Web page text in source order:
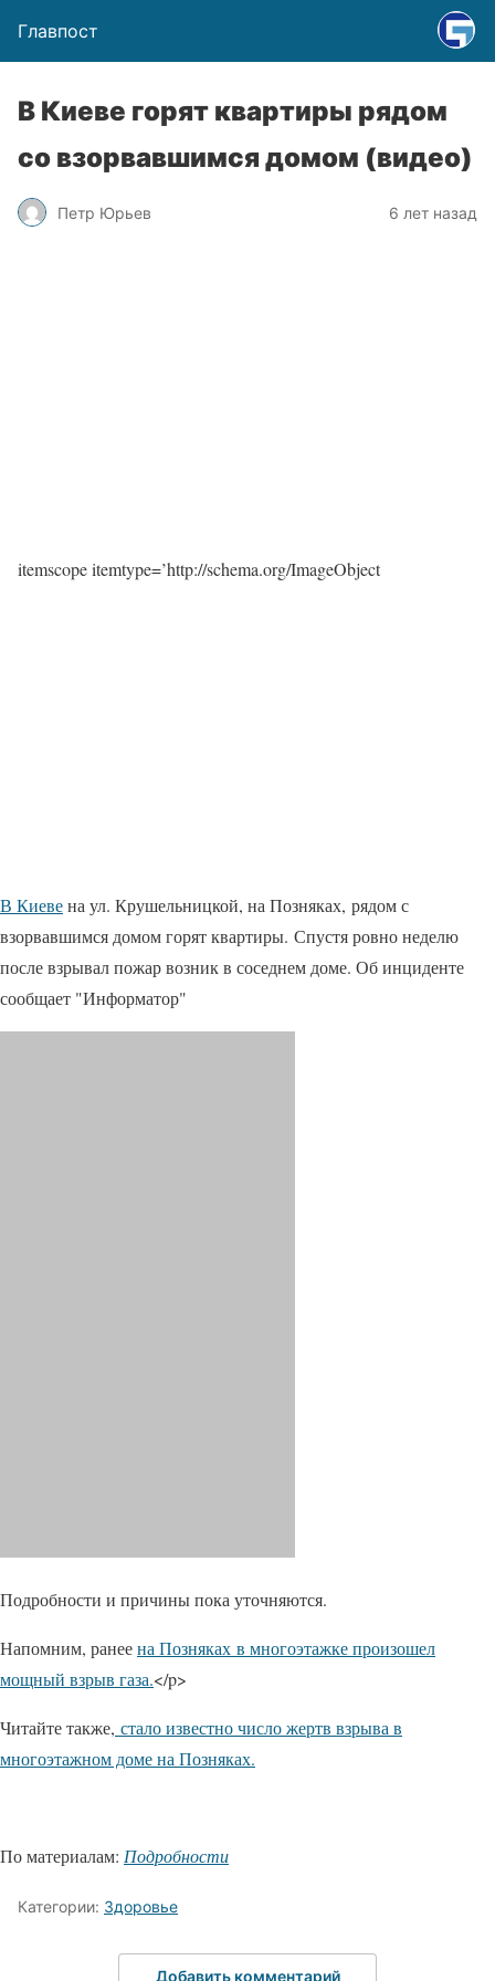
Главпост
В Киеве горят квартиры рядом
со взорвавшимся домом (видео)
Петр Юрьев 6 лет назад
itemscope itemtype=’http://schema.org/ImageObject
В Киевена ул. Крушельницкой, на Позняках, рядом с
взорвавшимся домом горят квартиры. Спустя ровно неделю
после взрывал пожар возник в соседнем доме. Об инциденте
сообщает "Информатор"
Подробности и причины пока уточняются.
Напомним, ранеена Позняках в многоэтажке произошел
мощный взрыв газа.</p>
Читайте также, стало известно число жертв взрыва в
многоэтажном доме на Позняках.
По материалам: Подробности
Категории: Здоровье
Добавить комментарий